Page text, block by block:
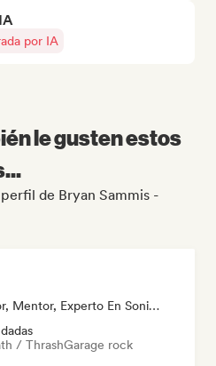
por IA
le gusten estos
de Bryan Sammis -
Etiqueta, Gestor, Mentor, Experto En Sonido
/ ThrashGarage rock